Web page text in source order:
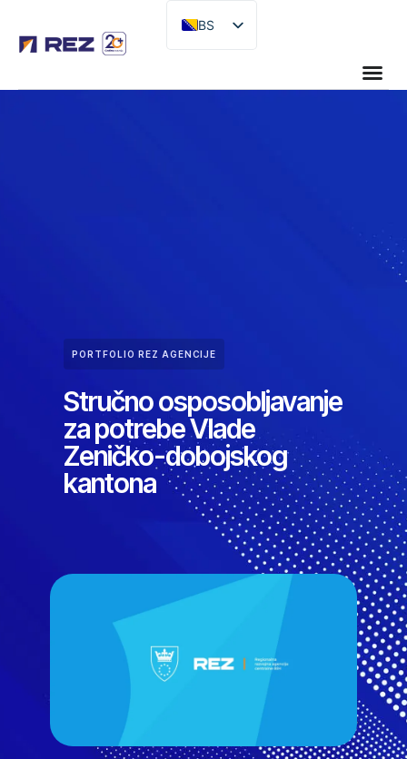
BS
EN
PORTFOLIO REZ AGENCIJE
Stručno osposobljavanje
za potrebe Vlade
Zeničko-dobojskog
kantona